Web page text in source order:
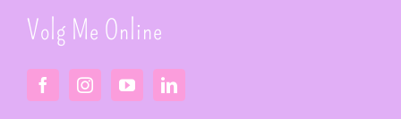
Volg Me Online